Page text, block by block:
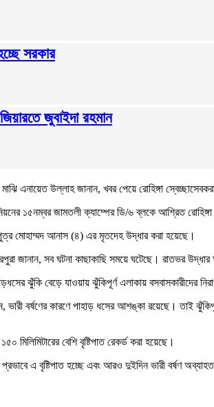
সরকার
জুবাইদা রহমান
এনায়েত উল্লাহ জানান, খবর পেয়ে রোহিঙ্গা
১৫নম্বর জামতলী ক্যাম্পের ডি/৬ ব্লকে আশ্রিত
মোহাম্মদ আনাস (৪) এর মৃতদেহ উদ্ধার করা হয়েছে।
জানান, সব ঘটনা কাছাকাছি সময়ে ঘটেছে। রাতভর
ঝুঁকি বেড়ে যাওয়ায় ঝুঁকিপূর্ণ এলাকায় বসবাসকারীদের
ভারী বর্ষণের কারণে পাহাড় ধসের আশঙ্কা রয়েছে। তাই
মিলিমিটারের বেশি বৃষ্টিপাত রেকর্ড করা হয়েছে।
এ বৃষ্টিপাত হচ্ছে এবং আরও দুইদিন ভারী বর্ষণ